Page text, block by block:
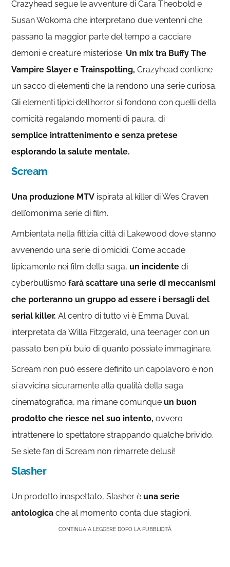
Crazyhead segue le avventure di Cara Theobold e
Susan Wokoma che interpretano due ventenni che
passano la maggior parte del tempo a cacciare
demoni e creature misteriose. Un mix tra Buffy The
Vampire Slayer e Trainspotting, Crazyhead contiene
un sacco di elementi che la rendono una serie curiosa.
Gli elementi tipici dell’horror si fondono con quelli della
comicità regalando momenti di paura, di
semplice intrattenimento e senza pretese
esplorando la salute mentale.
Scream
Una produzione MTV ispirata al killer di Wes Craven
dell’omonima serie di film.
Ambientata nella fittizia città di Lakewood dove stanno
avvenendo una serie di omicidi. Come accade
tipicamente nei film della saga,un incidente di
cyberbullismofarà scattare una serie di meccanismi
che porteranno un gruppo ad essere i bersagli del
serial killer. Al centro di tutto vi è Emma Duval,
interpretata da Willa Fitzgerald, una teenager con un
passato ben più buio di quanto possiate immaginare.
Scream non può essere definito un capolavoro e non
si avvicina sicuramente alla qualità della saga
cinematografica, ma rimane comunqueun buon
prodotto che riesce nel suo intento, ovvero
intrattenere lo spettatore strappando qualche brivido.
Se siete fan di Scream non rimarrete delusi!
Slasher
Un prodotto inaspettato, Slasher èuna serie
antologica che al momento conta due stagioni.
CONTINUA A LEGGERE DOPO LA PUBBLICITÀ